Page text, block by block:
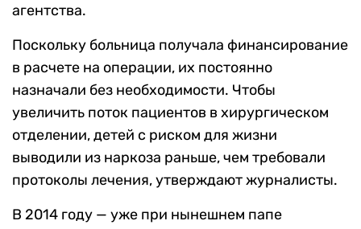
агентства.
Поскольку больница получала финансирование
в расчете на операции, их постоянно
назначали без необходимости. Чтобы
увеличить поток пациентов в хирургическом
отделении, детей с риском для жизни
выводили из наркоза раньше, чем требовали
протоколы лечения, утверждают журналисты.
В 2014 году — уже при нынешнем папе